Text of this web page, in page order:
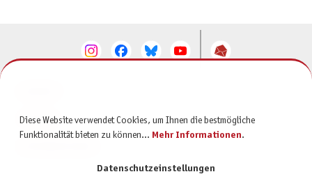
SERVICE
Diese Website verwendet Cookies, um Ihnen die bestmögliche
Funktionalität bieten zu können... Mehr Informationen.
Datenschutzeinstellungen